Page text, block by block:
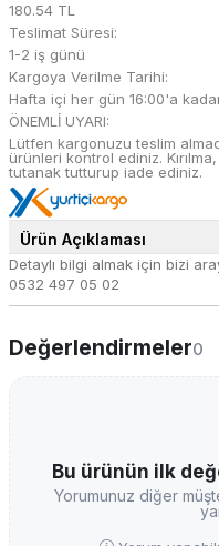
180.54 TL
Teslimat Süresi:
1-2 iş günü
Kargoya Verilme Tarihi:
Hafta içi her gün 16:00'a
ÖNEMLİ UYARI:
Lütfen kargonuzu teslim
ürünleri kontrol ediniz.
tutanak tutturup iade ediniz.
Ürün Açıklaması
Detaylı bilgi almak için bizi
0532 497 05 02
Değerlendirmeler0
Bu ürünün ilk
Yorumunuz diğer